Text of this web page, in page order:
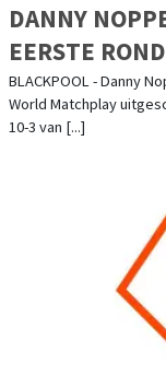
DANNY
EERSTE
BLACKPOOL - Danny
World Matchplay
10-3 van [...]